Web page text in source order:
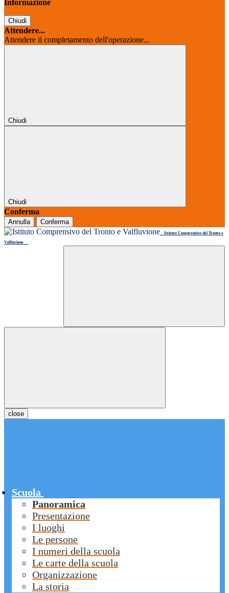
Informazione
Chiudi
Attendere...
Attendere il completamento dell'operazione...
Chiudi
Chiudi
Conferma
Annulla Conferma
Istituto Comprensivo del Tronto e
Valfluvione
close
Scuola
Panoramica
Presentazione
I luoghi
Le persone
I numeri della scuola
Le carte della scuola
Organizzazione
La storia